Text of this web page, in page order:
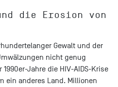
die Erosion von
Gewalt und der
nicht genug
Jahre die HIV-AIDS-Krise
ein anderes Land. Millionen